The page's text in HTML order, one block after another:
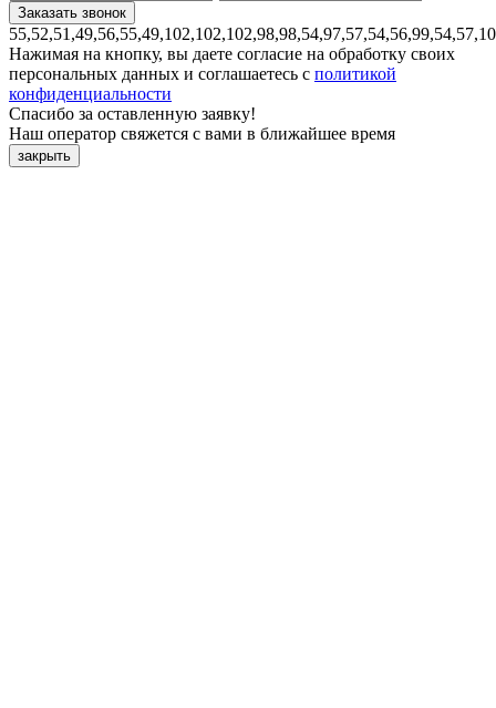
Нажимая на кнопку, вы даете согласие на обработку своих
персональных данных и соглашаетесь с политикой
конфиденциальности
Спасибо за оставленную заявку!
Наш оператор свяжется с вами в ближайшее время
закрыть